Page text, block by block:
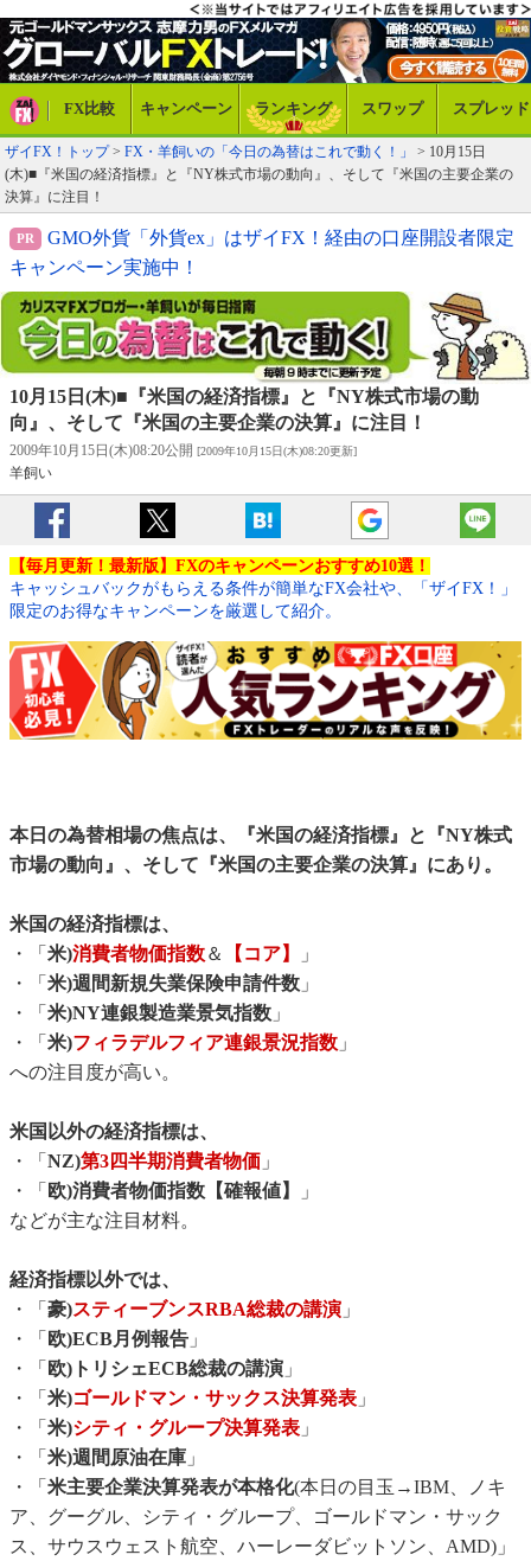
FX比較 キャンペーン ランキング スワップ スプレッド
ザイFX！トップ> FX・羊飼いの「今日の為替はこれで動く！」
> 10月15日
(木)■『米国の経済指標』と『NY株式市場の動向』、そして『米国の主要企業の
決算』に注目！
GMO外貨「外貨ex」はザイFX！経由の口座開設者限定
キャンペーン実施中！
10月15日(木)■『米国の経済指標』と『NY株式市場の動
向』、そして『米国の主要企業の決算』に注目！
2009年10月15日(木)08:20公開 [2009年10月15日(木)08:20更新]
羊飼い
【毎月更新！最新版】FXのキャンペーンおすすめ10選！
キャッシュバックがもらえる条件が簡単なFX会社や、「ザイFX！」
限定のお得なキャンペーンを厳選して紹介。
本日の為替相場の焦点は、『米国の経済指標』と『NY株式
市場の動向』、そして『米国の主要企業の決算』にあり。
米国の経済指標は、
・「 米)消費者物価指数＆ 【コア】
」
・「 米)週間新規失業保険申請件数 」
・「 米)NY連銀製造業景気指数 」
・「 米)フィラデルフィア連銀景況指数 」
への注目度が高い。
米国以外の経済指標は、
・「 NZ)第3四半期消費者物価 」
・「 欧)消費者物価指数【確報値】
」
などが主な注目材料。
経済指標以外では、
・「 豪)スティーブンスRBA総裁の講演 」
・「 欧)ECB月例報告 」
・「 欧)トリシェECB総裁の講演 」
・「 米)ゴールドマン・サックス決算発表 」
・「 米)シティ・グループ決算発表 」
・「 米)週間原油在庫 」
・「 米主要企業決算発表が本格化(本日の目玉→IBM、ノキ
ア、グーグル、シティ・グループ、ゴールドマン・サック
ス、サウスウェスト航空、ハーレーダビットソン、AMD)」